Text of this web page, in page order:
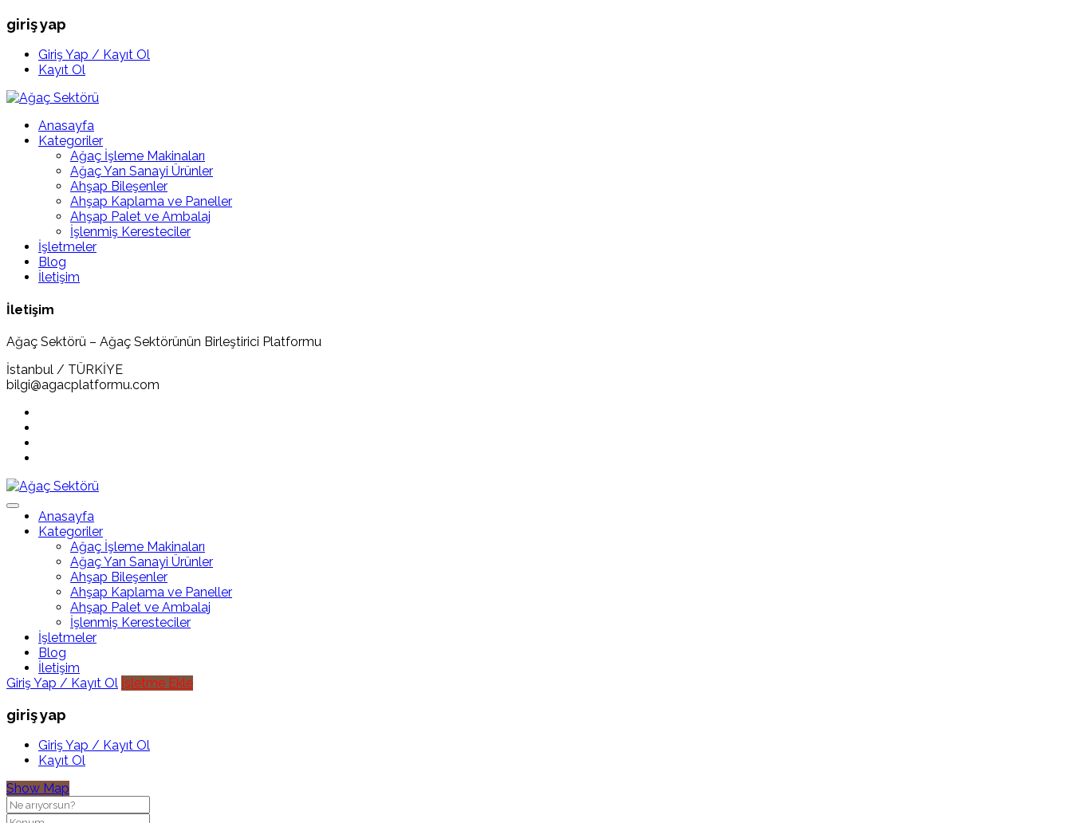
giriş yap
Giriş Yap / Kayıt Ol
Kayıt Ol
Anasayfa
Kategoriler
Ağaç İşleme Makinaları
Ağaç Yan Sanayi Ürünler
Ahşap Bileşenler
Ahşap Kaplama ve Paneller
Ahşap Palet ve Ambalaj
İşlenmiş Keresteciler
İşletmeler
Blog
İletişim
İletişim
Ağaç Sektörü – Ağaç Sektörünün Birleştirici Platformu
İstanbul / TÜRKİYE
bilgi@agacplatformu.com
Anasayfa
Kategoriler
Ağaç İşleme Makinaları
Ağaç Yan Sanayi Ürünler
Ahşap Bileşenler
Ahşap Kaplama ve Paneller
Ahşap Palet ve Ambalaj
İşlenmiş Keresteciler
İşletmeler
Blog
İletişim
Giriş Yap / Kayıt Ol İşletme Ekle
giriş yap
Giriş Yap / Kayıt Ol
Kayıt Ol
Show Map